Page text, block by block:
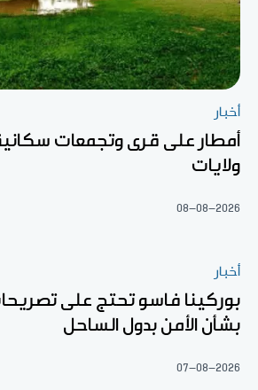
أخبار
أمطار على قرى وتجمعات
ولايات
08-08-2026
أخبار
بوركينا فاسو تحتج على
بشأن الأمن بدول الساحل
07-08-2026